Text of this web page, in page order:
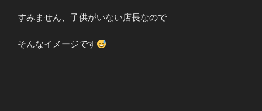
すみません、子供がいない店長なので
そんなイメージです